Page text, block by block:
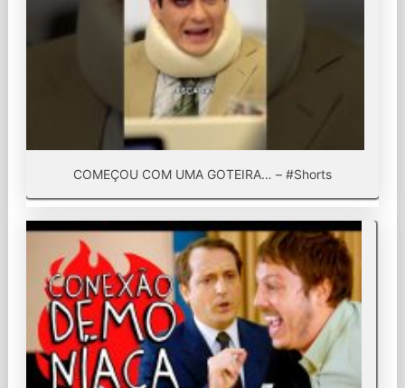
COMEÇOU COM UMA GOTEIRA… – #Shorts